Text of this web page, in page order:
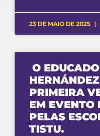
23 DE MAIO DE 2025
O
PRIMEIRA
EM EVENTO
PELAS
TISTU.